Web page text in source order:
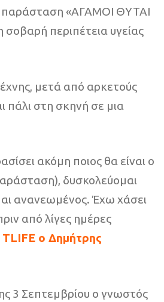
παράσταση «ΑΓΑΜΟΙ ΘΥΤΑΙ
περιπέτεια υγείας
μετά από αρκετούς
πάλι στη σκηνή σε μια
ακόμη ποιος θα είναι ο
δυσκολεύομαι
ανανεωμένος. Έχω χάσει
από λίγες ημέρες
TLIFE ο Δημήτρης
3 Σεπτεμβρίου ο γνωστός